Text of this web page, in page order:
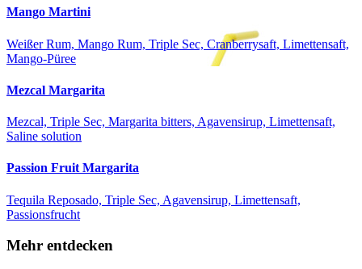
Mango Martini
Weißer Rum, Mango Rum, Triple Sec, Cranberrysaft, Limettensaft,
Mango-Püree
Mezcal Margarita
Mezcal, Triple Sec, Margarita bitters, Agavensirup, Limettensaft,
Saline solution
Passion Fruit Margarita
Tequila Reposado, Triple Sec, Agavensirup, Limettensaft,
Passionsfrucht
Mehr entdecken